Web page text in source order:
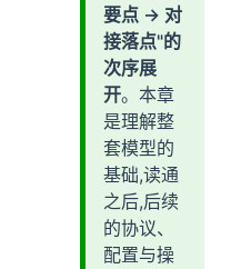
十三、关键编码
十四、状态枚举速查
要点 → 对
接落点"的
次序展
开。本章
是理解整
套模型的
基础,读通
之后,后续
的协议、
配置与操